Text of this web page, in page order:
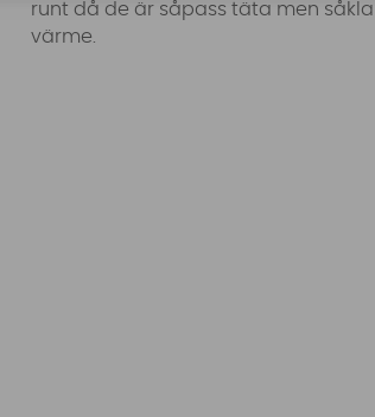
runt då de är såpass täta men
värme.